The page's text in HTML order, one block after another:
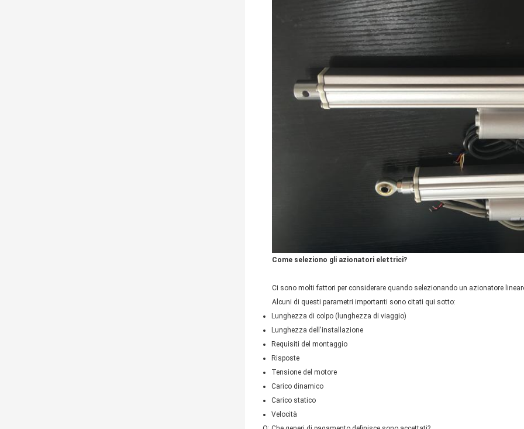
Come seleziono gli azionatori elettrici?
Ci sono molti fattori per considerare quando selezionando un azionatore
Alcuni di questi parametri importanti sono citati qui sotto:
Lunghezza di colpo (lunghezza di viaggio)
Lunghezza dell'installazione
Requisiti del montaggio
Risposte
Tensione del motore
Carico dinamico
Carico statico
Velocità